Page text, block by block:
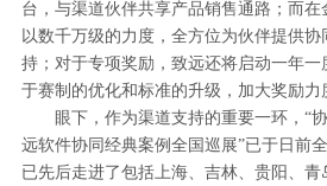
台，与渠道伙伴共享产品销售通路；而
以数千万级的力度，全方位为伙伴提供
持；对于专项奖励，致远还将启动一年
于赛制的优化和标准的升级，加大奖励力
眼下，作为渠道支持的重要一环，“
远软件协同经典案例全国巡展”已于日前
已先后走进了包括上海、吉林、贵阳、